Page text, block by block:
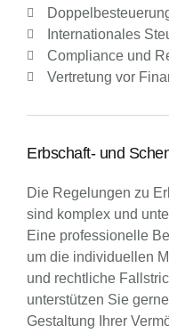
Internationales
Compliance und
Vertretung vor
Erbschaft- und
Die Regelungen zu
sind komplex und
Eine professionelle
um die individuellen
und rechtliche
unterstützen Sie
Gestaltung Ihrer